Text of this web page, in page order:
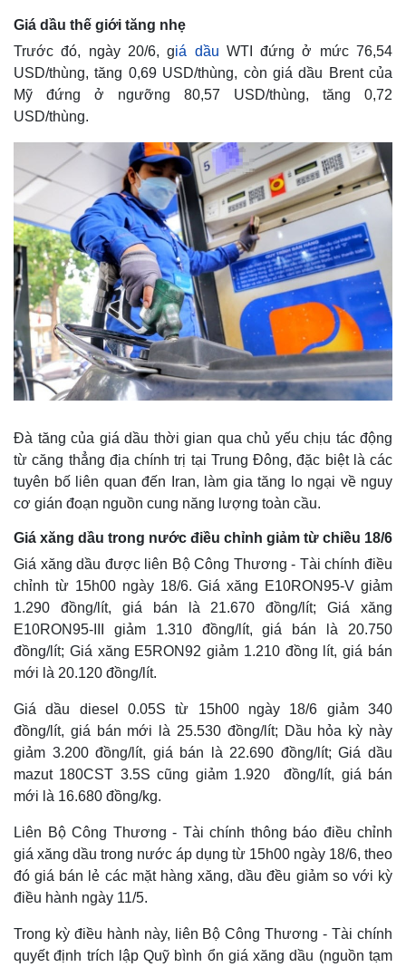
Thế giới
Quan sát
Cuộc sống đó đây
Hồ sơ
Video
Ảnh
E-Magazine
Infographic
Giá dầu thế giới tăng nhẹ
Trước đó, ngày 20/6, giá dầu WTI đứng ở mức 76,54
USD/thùng, tăng 0,69 USD/thùng, còn giá dầu Brent của
Mỹ đứng ở ngưỡng 80,57 USD/thùng, tăng 0,72
USD/thùng.
Đà tăng của giá dầu thời gian qua chủ yếu chịu tác động
từ căng thẳng địa chính trị tại Trung Đông, đặc biệt là các
tuyên bố liên quan đến Iran, làm gia tăng lo ngại về nguy
cơ gián đoạn nguồn cung năng lượng toàn cầu.
Giá xăng dầu trong nước điều chỉnh giảm từ chiều 18/6
Giá xăng dầu được liên Bộ Công Thương - Tài chính điều
chỉnh từ 15h00 ngày 18/6. Giá xăng E10RON95-V giảm
1.290 đồng/lít, giá bán là 21.670 đồng/lít; Giá xăng
E10RON95-III giảm 1.310 đồng/lít, giá bán là 20.750
đồng/lít; Giá xăng E5RON92 giảm 1.210 đồng lít, giá bán
mới là 20.120 đồng/lít.
Giá dầu diesel 0.05S từ 15h00 ngày 18/6 giảm 340
đồng/lít, giá bán mới là 25.530 đồng/lít; Dầu hỏa kỳ này
giảm 3.200 đồng/lít, giá bán là 22.690 đồng/lít; Giá dầu
mazut 180CST 3.5S cũng giảm 1.920 đồng/lít, giá bán
mới là 16.680 đồng/kg.
Liên Bộ Công Thương - Tài chính thông báo điều chỉnh
giá xăng dầu trong nước áp dụng từ 15h00 ngày 18/6, theo
đó giá bán lẻ các mặt hàng xăng, dầu đều giảm so với kỳ
điều hành ngày 11/5.
Trong kỳ điều hành này, liên Bộ Công Thương - Tài chính
quyết định trích lập Quỹ bình ổn giá xăng dầu (nguồn tạm